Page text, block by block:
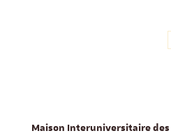
Maison Interuniversitaire des